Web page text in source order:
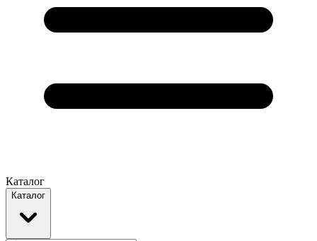
Каталог
Каталог